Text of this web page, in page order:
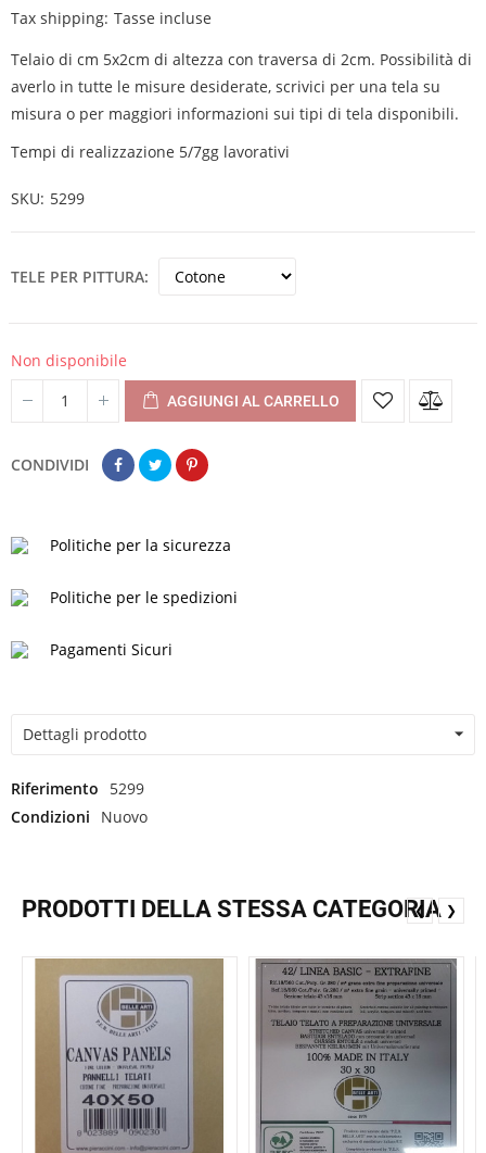
Tax shipping Tasse incluse
Telaio di cm 5x2cm di altezza con traversa di 2cm. Possibilità di
averlo in tutte le misure desiderate, scrivici per una tela su
misura o per maggiori informazioni sui tipi di tela disponibili.
Tempi di realizzazione 5/7gg lavorativi
SKU 5299
TELE PER PITTURA
Non disponibile
AGGIUNGI AL CARRELLO
CONDIVIDI
Politiche per la sicurezza
Politiche per le spedizioni
Pagamenti Sicuri
Dettagli prodotto
Riferimento
5299
Condizioni
Nuovo
PRODOTTI DELLA STESSA CATEGORIA
❮ ❯